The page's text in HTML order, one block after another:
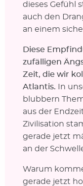
dieses Gefühl
auch den
an einem
Diese
zufälligen
Zeit, die wir
Atlantis. In
blubbern
aus der
Zivilisation
gerade jetzt
an der
Warum
gerade jetzt